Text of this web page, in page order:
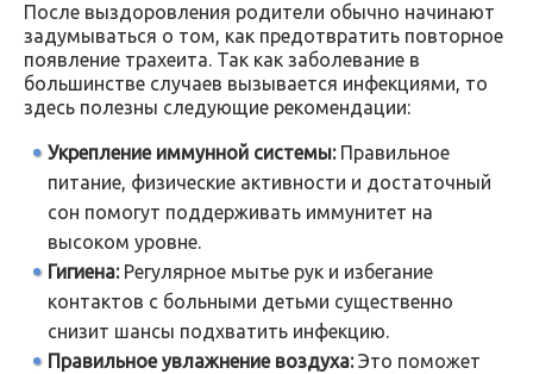
После выздоровления родители обычно начинают
задумываться о том, как предотвратить повторное
появление трахеита. Так как заболевание в
большинстве случаев вызывается инфекциями, то
здесь полезны следующие рекомендации:
Укрепление иммунной системы:Правильное
питание, физические активности и достаточный
сон помогут поддерживать иммунитет на
высоком уровне.
Гигиена:Регулярное мытье рук и избегание
контактов с больными детьми существенно
снизит шансы подхватить инфекцию.
Правильное увлажнение воздуха:Это поможет